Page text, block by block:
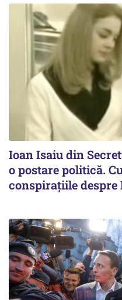
Ioan Isaiu din
o postare politică.
conspirațiile despre